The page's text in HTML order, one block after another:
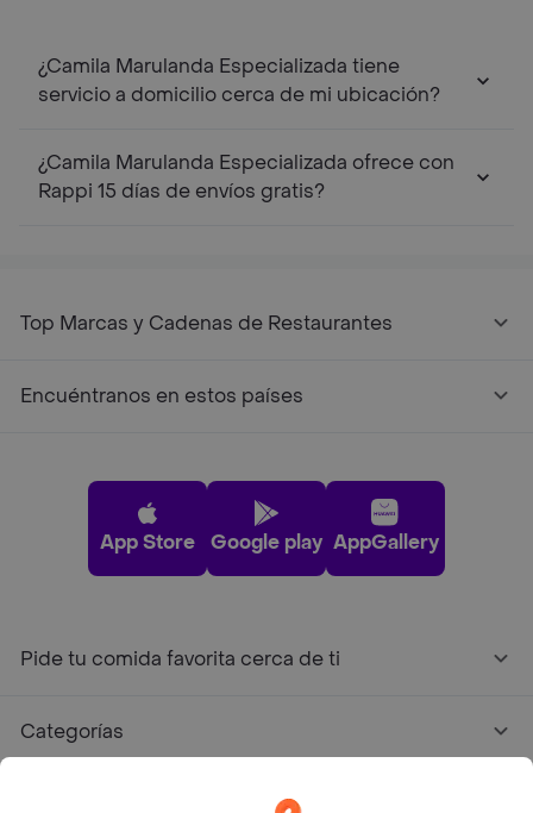
¿Camila Marulanda Especializada tiene
servicio a domicilio cerca de mi ubicación?
¿Camila Marulanda Especializada ofrece con
Rappi 15 días de envíos gratis?
Top Marcas y Cadenas de Restaurantes
Encuéntranos en estos países
App Store Google play AppGallery
Pide tu comida favorita cerca de ti
Categorías